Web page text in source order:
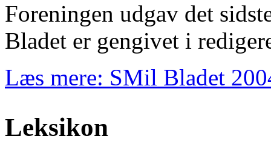
Foreningen udgav det
Bladet er gengivet i
Læs mere: SMil Bladet
Leksikon